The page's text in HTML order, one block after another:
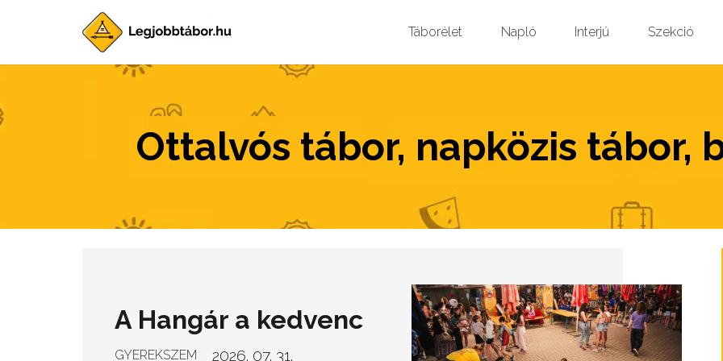
Táborélet Napló Interjú Szekció
Ottalvós tábor, napközis tábor,
A Hangár a kedvenc
GYEREKSZEM 2026. 07. 31.